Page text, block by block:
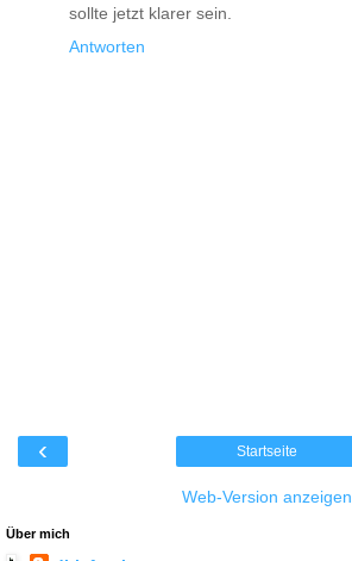
sollte jetzt klarer sein.
Antworten
‹ Startseite
Web-Version anzeigen
Über mich